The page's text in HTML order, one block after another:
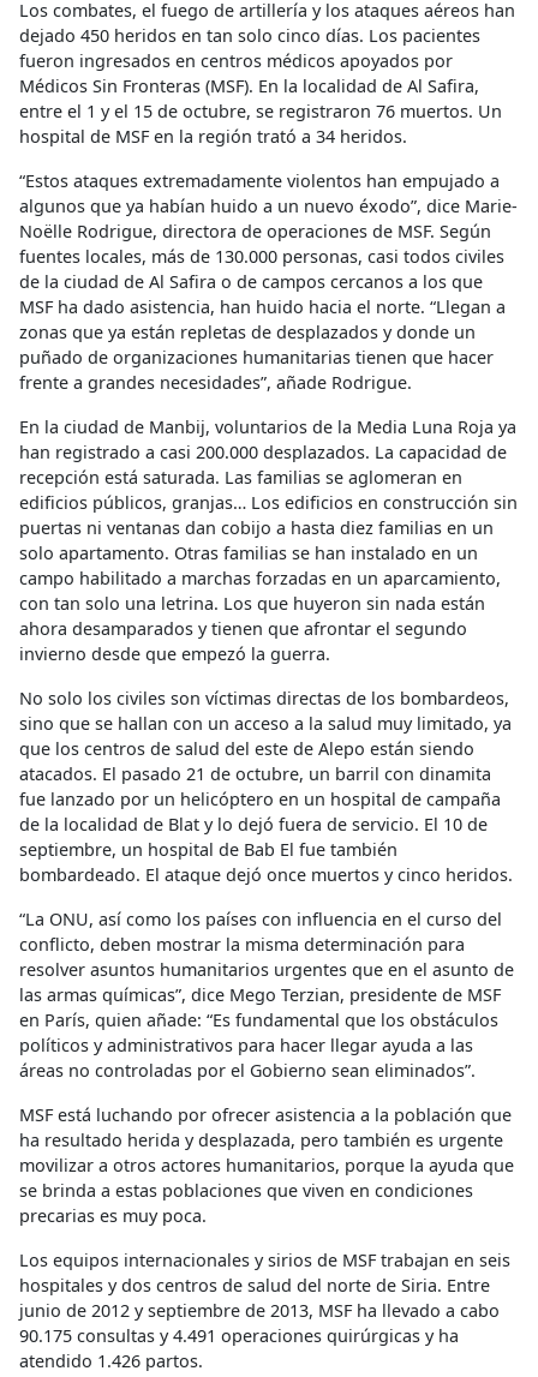
Los combates, el fuego de artillería y los ataques aéreos han
dejado 450 heridos en tan solo cinco días. Los pacientes
fueron ingresados en centros médicos apoyados por
Médicos Sin Fronteras (MSF). En la localidad de Al Safira,
entre el 1 y el 15 de octubre, se registraron 76 muertos. Un
hospital de MSF en la región trató a 34 heridos.
“Estos ataques extremadamente violentos han empujado a
algunos que ya habían huido a un nuevo éxodo”, dice Marie-
Noëlle Rodrigue, directora de operaciones de MSF. Según
fuentes locales, más de 130.000 personas, casi todos civiles
de la ciudad de Al Safira o de campos cercanos a los que
MSF ha dado asistencia, han huido hacia el norte. “Llegan a
zonas que ya están repletas de desplazados y donde un
puñado de organizaciones humanitarias tienen que hacer
frente a grandes necesidades”, añade Rodrigue.
En la ciudad de Manbij, voluntarios de la Media Luna Roja ya
han registrado a casi 200.000 desplazados. La capacidad de
recepción está saturada. Las familias se aglomeran en
edificios públicos, granjas… Los edificios en construcción sin
puertas ni ventanas dan cobijo a hasta diez familias en un
solo apartamento. Otras familias se han instalado en un
campo habilitado a marchas forzadas en un aparcamiento,
con tan solo una letrina. Los que huyeron sin nada están
ahora desamparados y tienen que afrontar el segundo
invierno desde que empezó la guerra.
No solo los civiles son víctimas directas de los bombardeos,
sino que se hallan con un acceso a la salud muy limitado, ya
que los centros de salud del este de Alepo están siendo
atacados. El pasado 21 de octubre, un barril con dinamita
fue lanzado por un helicóptero en un hospital de campaña
de la localidad de Blat y lo dejó fuera de servicio. El 10 de
septiembre, un hospital de Bab El fue también
bombardeado. El ataque dejó once muertos y cinco heridos.
“La ONU, así como los países con influencia en el curso del
conflicto, deben mostrar la misma determinación para
resolver asuntos humanitarios urgentes que en el asunto de
las armas químicas”, dice Mego Terzian, presidente de MSF
en París, quien añade: “Es fundamental que los obstáculos
políticos y administrativos para hacer llegar ayuda a las
áreas no controladas por el Gobierno sean eliminados”.
MSF está luchando por ofrecer asistencia a la población que
ha resultado herida y desplazada, pero también es urgente
movilizar a otros actores humanitarios, porque la ayuda que
se brinda a estas poblaciones que viven en condiciones
precarias es muy poca.
Los equipos internacionales y sirios de MSF trabajan en seis
hospitales y dos centros de salud del norte de Siria. Entre
junio de 2012 y septiembre de 2013, MSF ha llevado a cabo
90.175 consultas y 4.491 operaciones quirúrgicas y ha
atendido 1.426 partos.